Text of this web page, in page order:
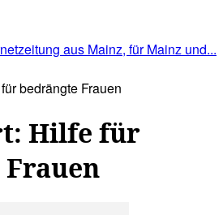
bedrängte Frauen
Hilfe für